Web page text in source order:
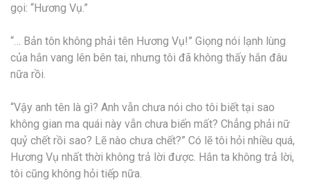
gọi: “Hương Vụ.”
“… Bản tôn không phải tên Hương Vụ!” Giọng nói lạnh lùng
của hắn vang lên bên tai, nhưng tôi đã không thấy hắn đâu
nữa rồi.
“Vậy anh tên là gì? Anh vẫn chưa nói cho tôi biết tại sao
không gian ma quái này vẫn chưa biến mất? Chẳng phải nữ
quỷ chết rồi sao? Lẽ nào chưa chết?” Có lẽ tôi hỏi nhiều quá,
Hương Vụ nhất thời không trả lời được. Hắn ta không trả lời,
tôi cũng không hỏi tiếp nữa.